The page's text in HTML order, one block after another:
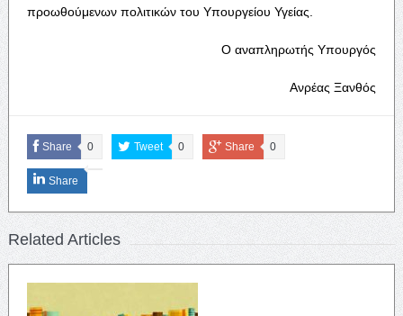
προωθούμενων πολιτικών του Υπουργείου Υγείας.
Ο αναπληρωτής Υπουργός
Ανρέας Ξανθός
Share 0 Tweet 0 Share 0
Share
Related Articles